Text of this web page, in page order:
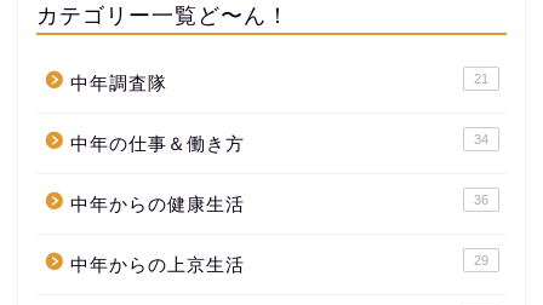
カテゴリー一覧ど〜ん！
中年調査隊 21
中年の仕事＆働き方 34
中年からの健康生活 36
中年からの上京生活 29